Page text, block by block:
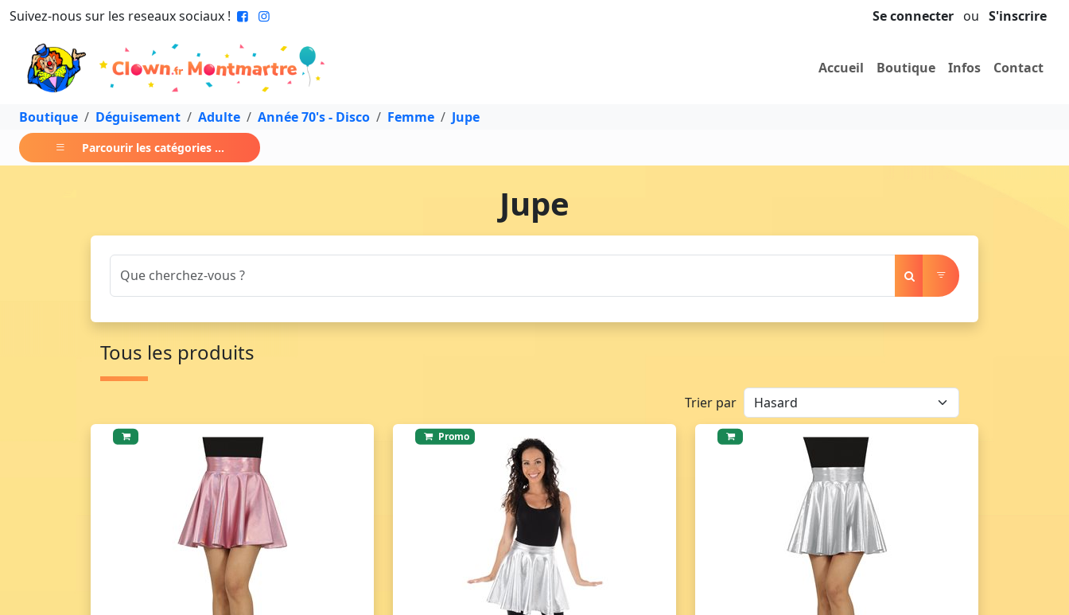
Suivez-nous sur les reseaux sociaux ! Se connecter ou S'inscrire
Accueil Boutique Infos Contact
Boutique Déguisement Adulte Année 70's - Disco Femme Jupe
Parcourir les catégories ...
Jupe
Tous les produits
Trier par
Promo